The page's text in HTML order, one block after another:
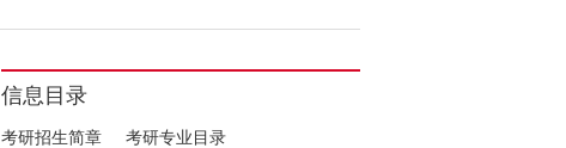
信息目录
考研招生简章
考研专业目录